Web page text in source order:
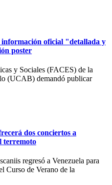
oficial "detallada y
poster
y Sociales (FACES) de la
(UCAB) demandó publicar
dos conciertos a
terremoto
regresó a Venezuela para
Curso de Verano de la